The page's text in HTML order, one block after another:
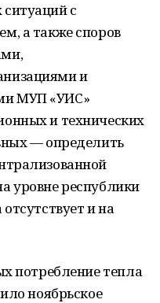
с
а также споров
и
МУП «УИС»
и технических
— определить
уровне республики
и на
потребление тепла
ноябрьское